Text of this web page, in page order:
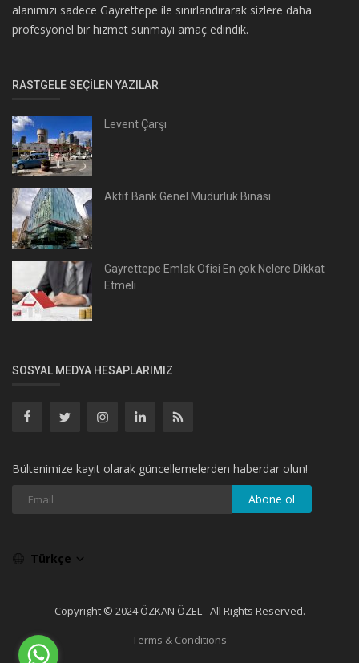
alanımızı sadece Gayrettepe ile sınırlandırarak sizlere daha
profesyonel bir hizmet sunmayı amaç edindik.
RASTGELE SEÇILEN YAZILAR
Levent Çarşı
Aktif Bank Genel Müdürlük Binası
Gayrettepe Emlak Ofisi En çok Nelere Dikkat
Etmeli
SOSYAL MEDYA HESAPLARIMIZ
Bültenimize kayıt olarak güncellemelerden haberdar olun!
Abone ol
Türkçe
Copyright © 2024 ÖZKAN ÖZEL - All Rights Reserved.
Terms & Conditions